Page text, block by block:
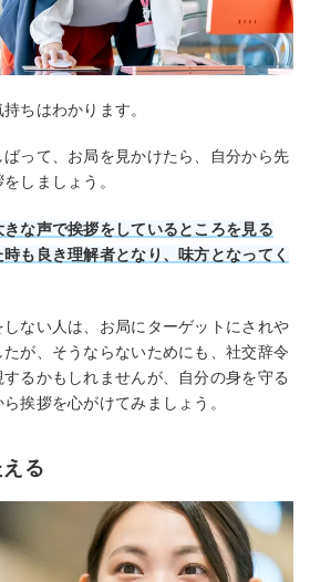
ちはわかります。
って、お局を見かけたら、自分から先
しましょう。
きな声で挨拶をしているところを見る
も良き理解者となり、味方となってく
ない人は、お局にターゲットにされや
が、そうならないためにも、社交辞令
るかもしれませんが、自分の身を守る
挨拶を心がけてみましょう。
る